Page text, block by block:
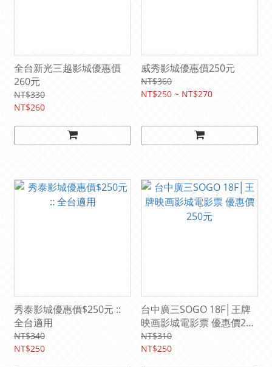
全台新光三越影城優惠價
260元
NT$330
NT$260
威秀影城優惠價250元
NT$360
NT$250 ~ NT$270
秀泰影城優惠價$250元 ::
全台適用
NT$340
NT$250
台中廣三SOGO 18F│王牌
映画影城電影票 優惠價250
元
NT$310
NT$250